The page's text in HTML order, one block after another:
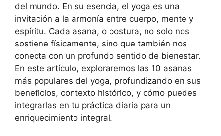
del mundo. En su esencia, el yoga es una
invitación a la armonía entre cuerpo, mente y
espíritu. Cada asana, o postura, no solo nos
sostiene físicamente, sino que también nos
conecta con un profundo sentido de bienestar.
En este artículo, exploraremos las 10 asanas
más populares del yoga, profundizando en sus
beneficios, contexto histórico, y cómo puedes
integrarlas en tu práctica diaria para un
enriquecimiento integral.